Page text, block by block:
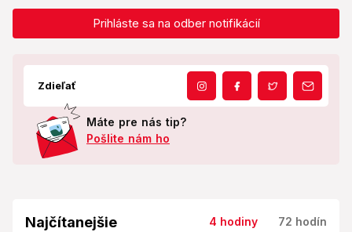
Prihláste sa na odber notifikácií
Zdieľať
Máte pre nás tip?
Pošlite nám ho
Najčítanejšie 4 hodiny 72 hodín